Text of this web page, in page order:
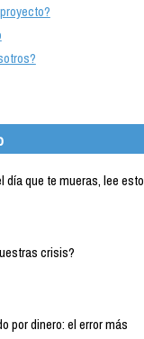
día que te mueras, lee esto
crisis?
por dinero: el error más